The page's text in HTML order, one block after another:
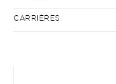
CARRIÈRES